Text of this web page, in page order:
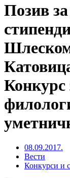
Позив
Конкурс
08.09.2017.
Вести
Конкурси и